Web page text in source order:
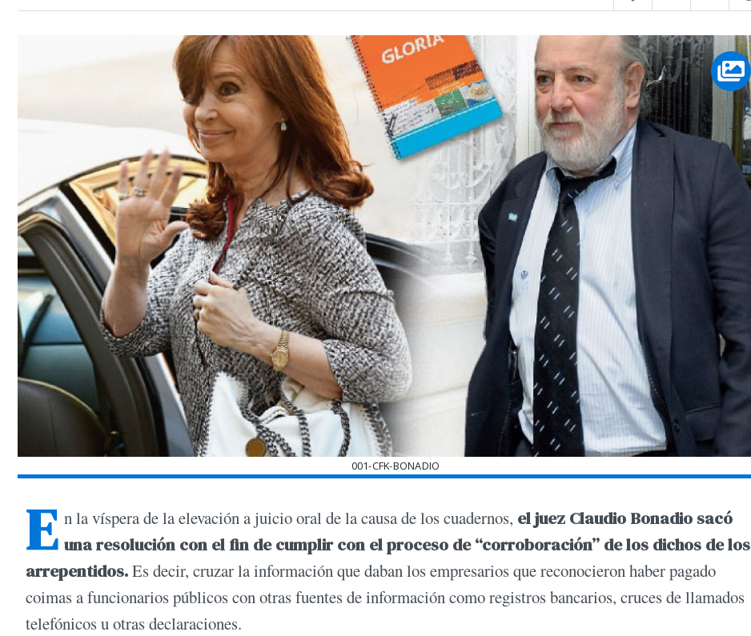
001-CFK-BONADIO
E n la víspera de la elevación a juicio oral de la causa de los cuadernos, el juez Claudio Bonadio sacó
una resolución con el fin de cumplir con el proceso de “corroboración” de los dichos de los
arrepentidos.Es decir, cruzar la información que daban los empresarios que reconocieron haber pagado
coimas a funcionarios públicos con otras fuentes de información como registros bancarios, cruces de llamados
telefónicos u otras declaraciones.